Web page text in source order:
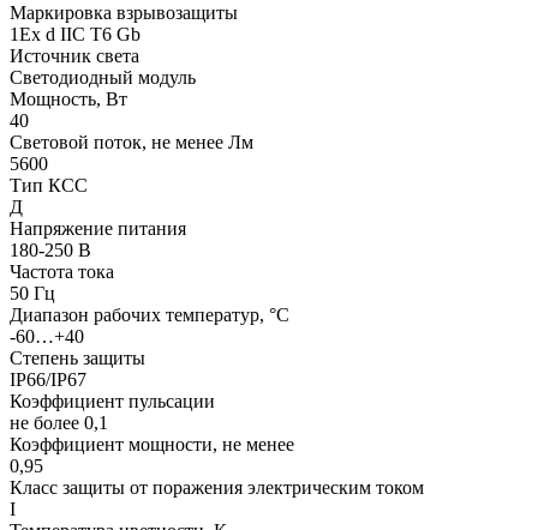
Маркировка взрывозащиты
1Ex d IIC T6 Gb
Источник света
Светодиодный модуль
Мощность, Вт
40
Световой поток, не менее Лм
5600
Тип КСС
Д
Напряжение питания
180-250 В
Частота тока
50 Гц
Диапазон рабочих температур, °С
-60…+40
Степень защиты
IP66/IP67
Коэффициент пульсации
не более 0,1
Коэффициент мощности, не менее
0,95
Класс защиты от поражения электрическим током
I